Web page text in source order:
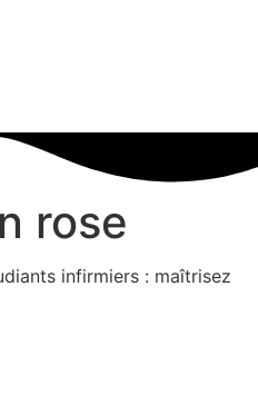
rose
infirmiers : maîtrisez